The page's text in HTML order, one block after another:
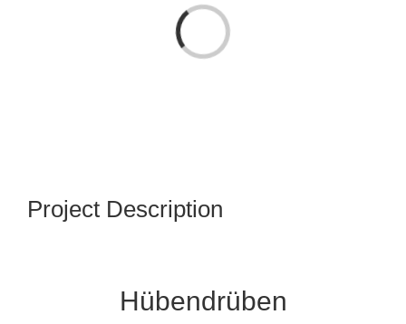
Loading...
Project Description
Hübendrüben